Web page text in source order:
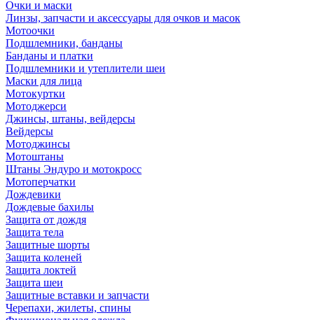
Очки и маски
Линзы, запчасти и аксессуары для очков и масок
Мотоочки
Подшлемники, банданы
Банданы и платки
Подшлемники и утеплители шеи
Маски для лица
Мотокуртки
Мотоджерси
Джинсы, штаны, вейдерсы
Вейдерсы
Мотоджинсы
Мотоштаны
Штаны Эндуро и мотокросс
Мотоперчатки
Дождевики
Дождевые бахилы
Защита от дождя
Защита тела
Защитные шорты
Защита коленей
Защита локтей
Защита шеи
Защитные вставки и запчасти
Черепахи, жилеты, спины